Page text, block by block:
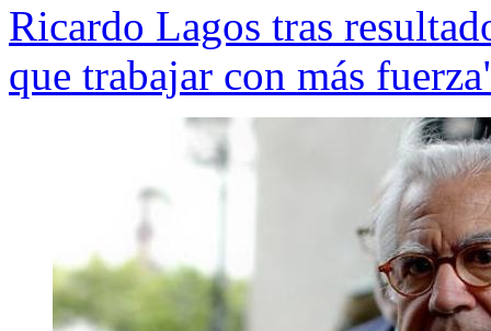
Ricardo Lagos tras
que trabajar con más